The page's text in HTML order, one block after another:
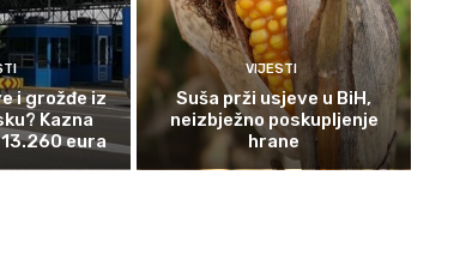
i grožđe iz
Kazna
eura
VIJESTI
Suša prži usjeve u BiH,
neizbježno poskupljenje
hrane